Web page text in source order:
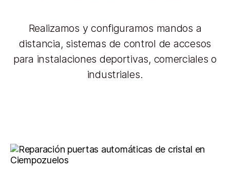
Realizamos y configuramos mandos a
distancia, sistemas de control de accesos
para instalaciones deportivas, comerciales o
industriales.